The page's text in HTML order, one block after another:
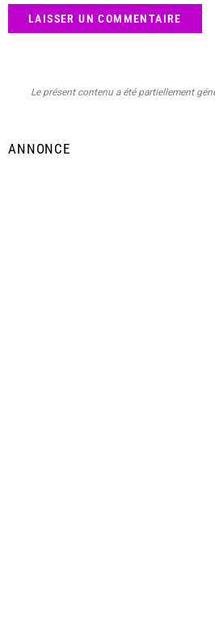
Le présent contenu a été partiellement
ANNONCE